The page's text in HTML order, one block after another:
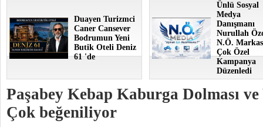
Duayen Turizmci
Caner Cansever
Bodrumun Yeni
Butik Oteli Deniz
61 'de
Ünlü Sosyal
Medya
Danışmanı
Nurullah
N.Ö.
Çok Özel
Kampanya
Düzenledi
Paşabey Kebap Kaburga Dolması
Çok beğeniliyor